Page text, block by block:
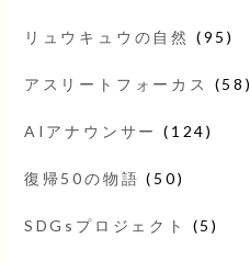
リュウキュウの自然 (95)
アスリートフォーカス (58)
AIアナウンサー (124)
復帰50の物語 (50)
SDGsプロジェクト (5)